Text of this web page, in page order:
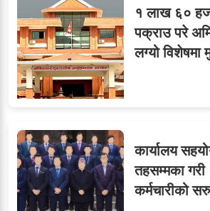
९ओएनएमका नाममा अत्याचार :
सब–इन्जिनियरहरुको गम्भीर
ध्यानाकर्षण
१ लाख ६०
पक्राउ परे
लग्यो विशेषमा
कार्यालय
तहसम्मका
कर्मचारीको